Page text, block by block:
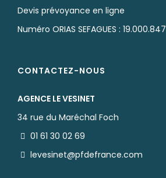
Devis prévoyance en ligne
Numéro ORIAS SEFAGUES : 19.000.847
CONTACTEZ-NOUS
AGENCE LE VESINET
34 rue du Maréchal Foch
01 61 30 02 69
levesinet@pfdefrance.com